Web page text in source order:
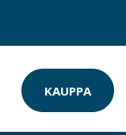
KAUPPA